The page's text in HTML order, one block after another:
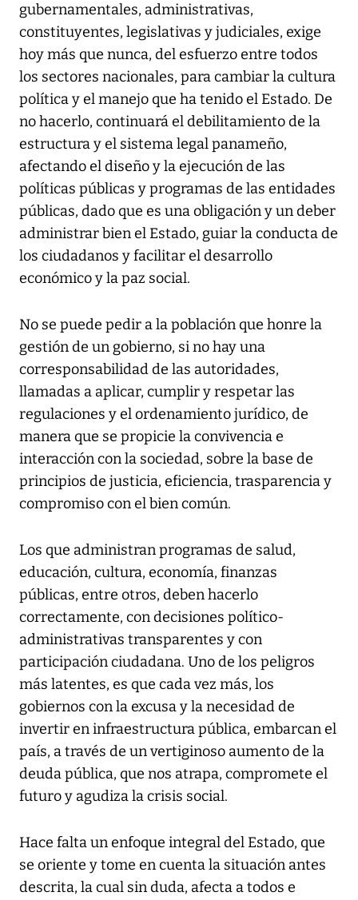
gubernamentales, administrativas,
constituyentes, legislativas y judiciales, exige
hoy más que nunca, del esfuerzo entre todos
los sectores nacionales, para cambiar la cultura
política y el manejo que ha tenido el Estado. De
no hacerlo, continuará el debilitamiento de la
estructura y el sistema legal panameño,
afectando el diseño y la ejecución de las
políticas públicas y programas de las entidades
públicas, dado que es una obligación y un deber
administrar bien el Estado, guiar la conducta de
los ciudadanos y facilitar el desarrollo
económico y la paz social.
No se puede pedir a la población que honre la
gestión de un gobierno, si no hay una
corresponsabilidad de las autoridades,
llamadas a aplicar, cumplir y respetar las
regulaciones y el ordenamiento jurídico, de
manera que se propicie la convivencia e
interacción con la sociedad, sobre la base de
principios de justicia, eficiencia, trasparencia y
compromiso con el bien común.
Los que administran programas de salud,
educación, cultura, economía, finanzas
públicas, entre otros, deben hacerlo
correctamente, con decisiones político-
administrativas transparentes y con
participación ciudadana. Uno de los peligros
más latentes, es que cada vez más, los
gobiernos con la excusa y la necesidad de
invertir en infraestructura pública, embarcan el
país, a través de un vertiginoso aumento de la
deuda pública, que nos atrapa, compromete el
futuro y agudiza la crisis social.
Hace falta un enfoque integral del Estado, que
se oriente y tome en cuenta la situación antes
descrita, la cual sin duda, afecta a todos e